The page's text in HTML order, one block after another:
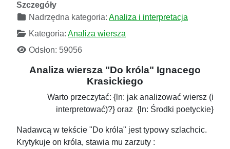
Szczegóły
Nadrzędna kategoria: Analiza i interpretacja
Kategoria: Analiza wiersza
Odsłon: 59056
Analiza wiersza "Do króla" Ignacego
Krasickiego
Warto przeczytać: {ln: jak analizować wiersz (i
interpretować)?} oraz {ln: Środki poetyckie}
Nadawcą w tekście "Do króla" jest typowy szlachcic.
Krytykuje on króla, stawia mu zarzuty :